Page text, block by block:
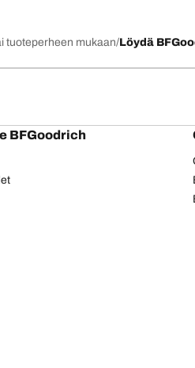
tuoteperheen mukaan Löydä
BFGoodrich